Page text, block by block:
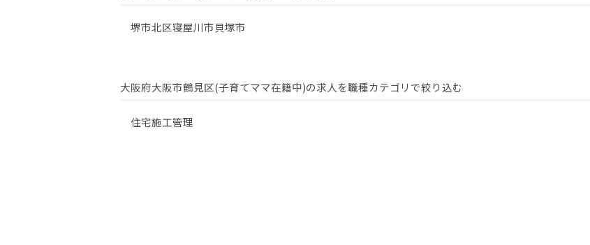
堺市北区寝屋川市貝塚市
大阪府大阪市鶴見区(子育てママ在籍中)の求人を職種カテゴリで絞り込む
住宅施工管理